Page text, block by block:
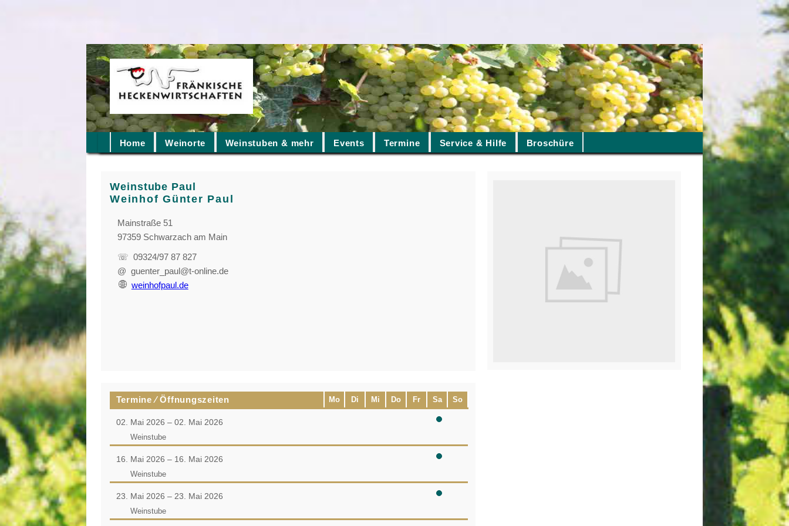
Home Weinorte Weinstuben & mehr Events Termine Service & Hilfe Broschüre
Weinstube Paul
Weinhof Günter Paul
Mainstraße 51
97359 Schwarzach am Main
☏ 09324/97 87 827
@ guenter_paul@t-online.de
weinhofpaul.de
Termine ⁄ Öffnungszeiten Mo Di Mi Do Fr Sa So
02. Mai 2026 – 02. Mai 2026
Weinstube
16. Mai 2026 – 16. Mai 2026
Weinstube
23. Mai 2026 – 23. Mai 2026
Weinstube